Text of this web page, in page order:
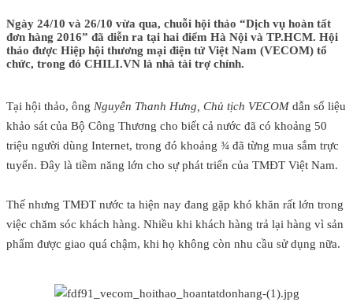
Ngày 24/10 và 26/10 vừa qua, chuỗi hội thảo “Dịch vụ hoàn tất
đơn hàng 2016” đã diễn ra tại hai điểm Hà Nội và TP.HCM. Hội
thảo được Hiệp hội thương mại điện tử Việt Nam (VECOM) tổ
chức, trong đó CHILI.VN là nhà tài trợ chính.
Tại hội thảo, ông Nguyễn Thanh Hưng, Chủ tịch VECOM dẫn số liệu
khảo sát của Bộ Công Thương cho biết cả nước đã có khoảng 50
triệu người dùng Internet, trong đó khoảng ¾ đã từng mua sắm trực
tuyến. Đây là tiềm năng lớn cho sự phát triển của TMĐT Việt Nam.
Thế nhưng TMĐT nước ta hiện nay đang gặp khó khăn rất lớn trong
việc chăm sóc khách hàng. Nhiều khi khách hàng trả lại hàng vì sản
phẩm được giao quá chậm, khi họ không còn nhu cầu sử dụng nữa.